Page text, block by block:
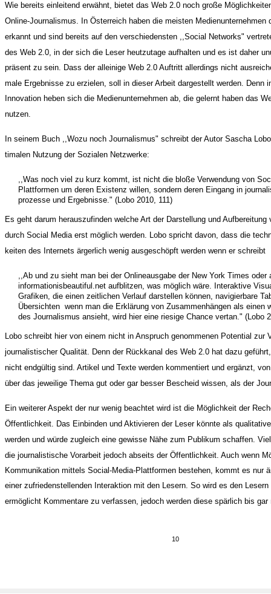
Wie bereits einleitend erwähnt, bietet das Web 2.0 noch große
Online-Journalismus. In Österreich haben die meisten Medienunternehmen
erkannt und sind bereits auf den verschiedensten ,,Social Networks"
des Web 2.0, in der sich die Leser heutzutage aufhalten und es ist daher
präsent zu sein. Dass der alleinige Web 2.0 Auftritt allerdings nicht
male Ergebnisse zu erzielen, soll in dieser Arbeit dargestellt werden. Denn
Innovation heben sich die Medienunternehmen ab, die gelernt haben das
nutzen.
In seinem Buch ,,Wozu noch Journalismus" schreibt der Autor Sascha
timalen Nutzung der Sozialen Netzwerke:
,,Was noch viel zu kurz kommt, ist nicht die bloße Verwendung von
Plattformen um deren Existenz willen, sondern deren Eingang in
prozesse und Ergebnisse." (Lobo 2010, 111)
Es geht darum herauszufinden welche Art der Darstellung und Aufbereitung
durch Social Media erst möglich werden. Lobo spricht davon, dass die
keiten des Internets ärgerlich wenig ausgeschöpft werden wenn er schreibt
,,Ab und zu sieht man bei der Onlineausgabe der New York Times oder
informationisbeautiful.net aufblitzen, was möglich wäre. Interaktive
Grafiken, die einen zeitlichen Verlauf darstellen können, navigierbare
Übersichten ­ wenn man die Erklärung von Zusammenhängen als einen
des Journalismus ansieht, wird hier eine riesige Chance vertan." (Lobo
Lobo schreibt hier von einem nicht in Anspruch genommenen Potential zur
journalistischer Qualität. Denn der Rückkanal des Web 2.0 hat dazu
nicht endgültig sind. Artikel und Texte werden kommentiert und ergänzt,
über das jeweilige Thema gut oder gar besser Bescheid wissen, als der
Ein weiterer Aspekt der nur wenig beachtet wird ist die Möglichkeit der
Öffentlichkeit. Das Einbinden und Aktivieren der Leser könnte als
werden und würde zugleich eine gewisse Nähe zum Publikum schaffen.
die journalistische Vorarbeit jedoch abseits der Öffentlichkeit. Auch wenn
Kommunikation mittels Social-Media-Plattformen bestehen, kommt es nur
einer zufriedenstellenden Interaktion mit den Lesern. So wird es den
ermöglicht Kommentare zu verfassen, jedoch werden diese spärlich bis gar
10